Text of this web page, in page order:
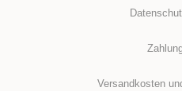
Versandkosten